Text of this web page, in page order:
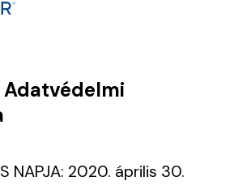
Adatvédelmi
NAPJA: 2020. április 30.